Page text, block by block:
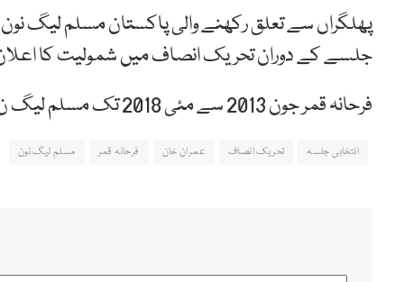
پھلگراں سے تعلق رکھنے والی پاکستان مسلم لیگ
جلسے کے دوران تحریک انصاف میں شمولیت کا
فرحانہ قمر جون 2013 سے مئی 2018 تک مسلم لیگ ن کے ٹکٹ پر قومی اسمبلی کی رکن رہی ہیں۔
انتخابی جلسہ تحریک انصاف عمران خان فرحانہ قمر مسلم لیگ نون